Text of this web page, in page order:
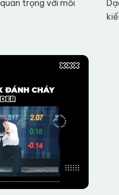
trọng với mỗi